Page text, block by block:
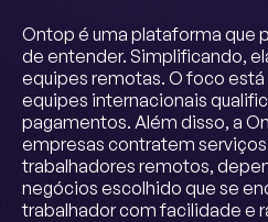
Ontop é uma plataforma que
de entender. Simplificando,
equipes remotas. O foco
equipes internacionais
pagamentos. Além disso, a
empresas contratem
trabalhadores remotos,
negócios escolhido que se
trabalhador com facilidade e